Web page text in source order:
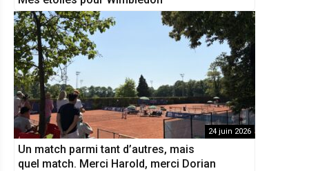
24 juin 2026
Un match parmi tant d’autres, mais
quel match. Merci Harold, merci Dorian